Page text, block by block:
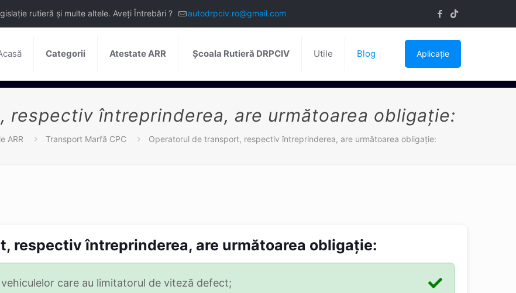
rutieră și multe altele. Aveți Întrebări ? autodrpciv.ro@gmail.com
Categorii Atestate ARR Școala Rutieră DRPCIV Utile Blog Aplicație
respectiv întreprinderea, are următoarea obligaţie:
ARR Transport Marfă CPC Operatorul de transport, respectiv întreprinderea, are următoarea obligaţie:
respectiv întreprinderea, are următoarea obligaţie:
care au limitatorul de viteză defect;